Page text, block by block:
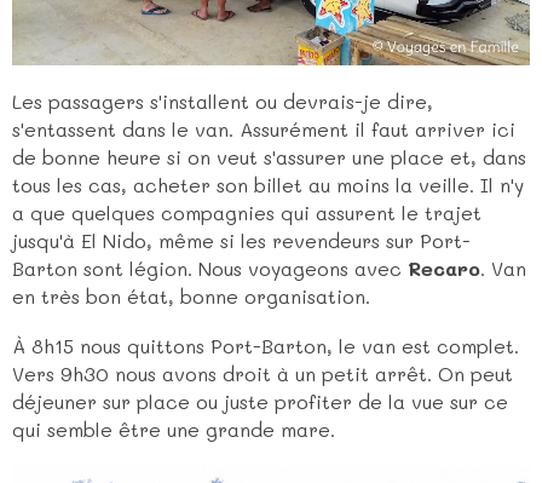
Les passagers s'installent ou devrais-je dire,
s'entassent dans le van. Assurément il faut arriver ici
de bonne heure si on veut s'assurer une place et, dans
tous les cas, acheter son billet au moins la veille. Il n'y
a que quelques compagnies qui assurent le trajet
jusqu'à El Nido, même si les revendeurs sur Port-
Barton sont légion. Nous voyageons avec Recaro. Van
en très bon état, bonne organisation.
À 8h15 nous quittons Port-Barton, le van est complet.
Vers 9h30 nous avons droit à un petit arrêt. On peut
déjeuner sur place ou juste profiter de la vue sur ce
qui semble être une grande mare.